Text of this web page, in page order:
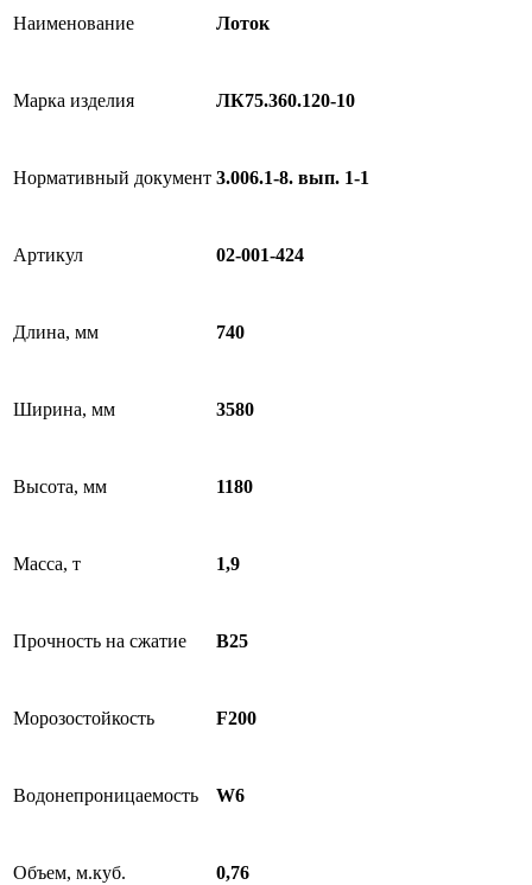
Наименование Лоток
Марка изделия ЛК75.360.120-10
Нормативный документ 3.006.1-8. вып. 1-1
Артикул 02-001-424
Длина, мм 740
Ширина, мм 3580
Высота, мм 1180
Масса, т 1,9
Прочность на сжатие В25
Морозостойкость F200
Водонепроницаемость W6
Объем, м.куб. 0,76